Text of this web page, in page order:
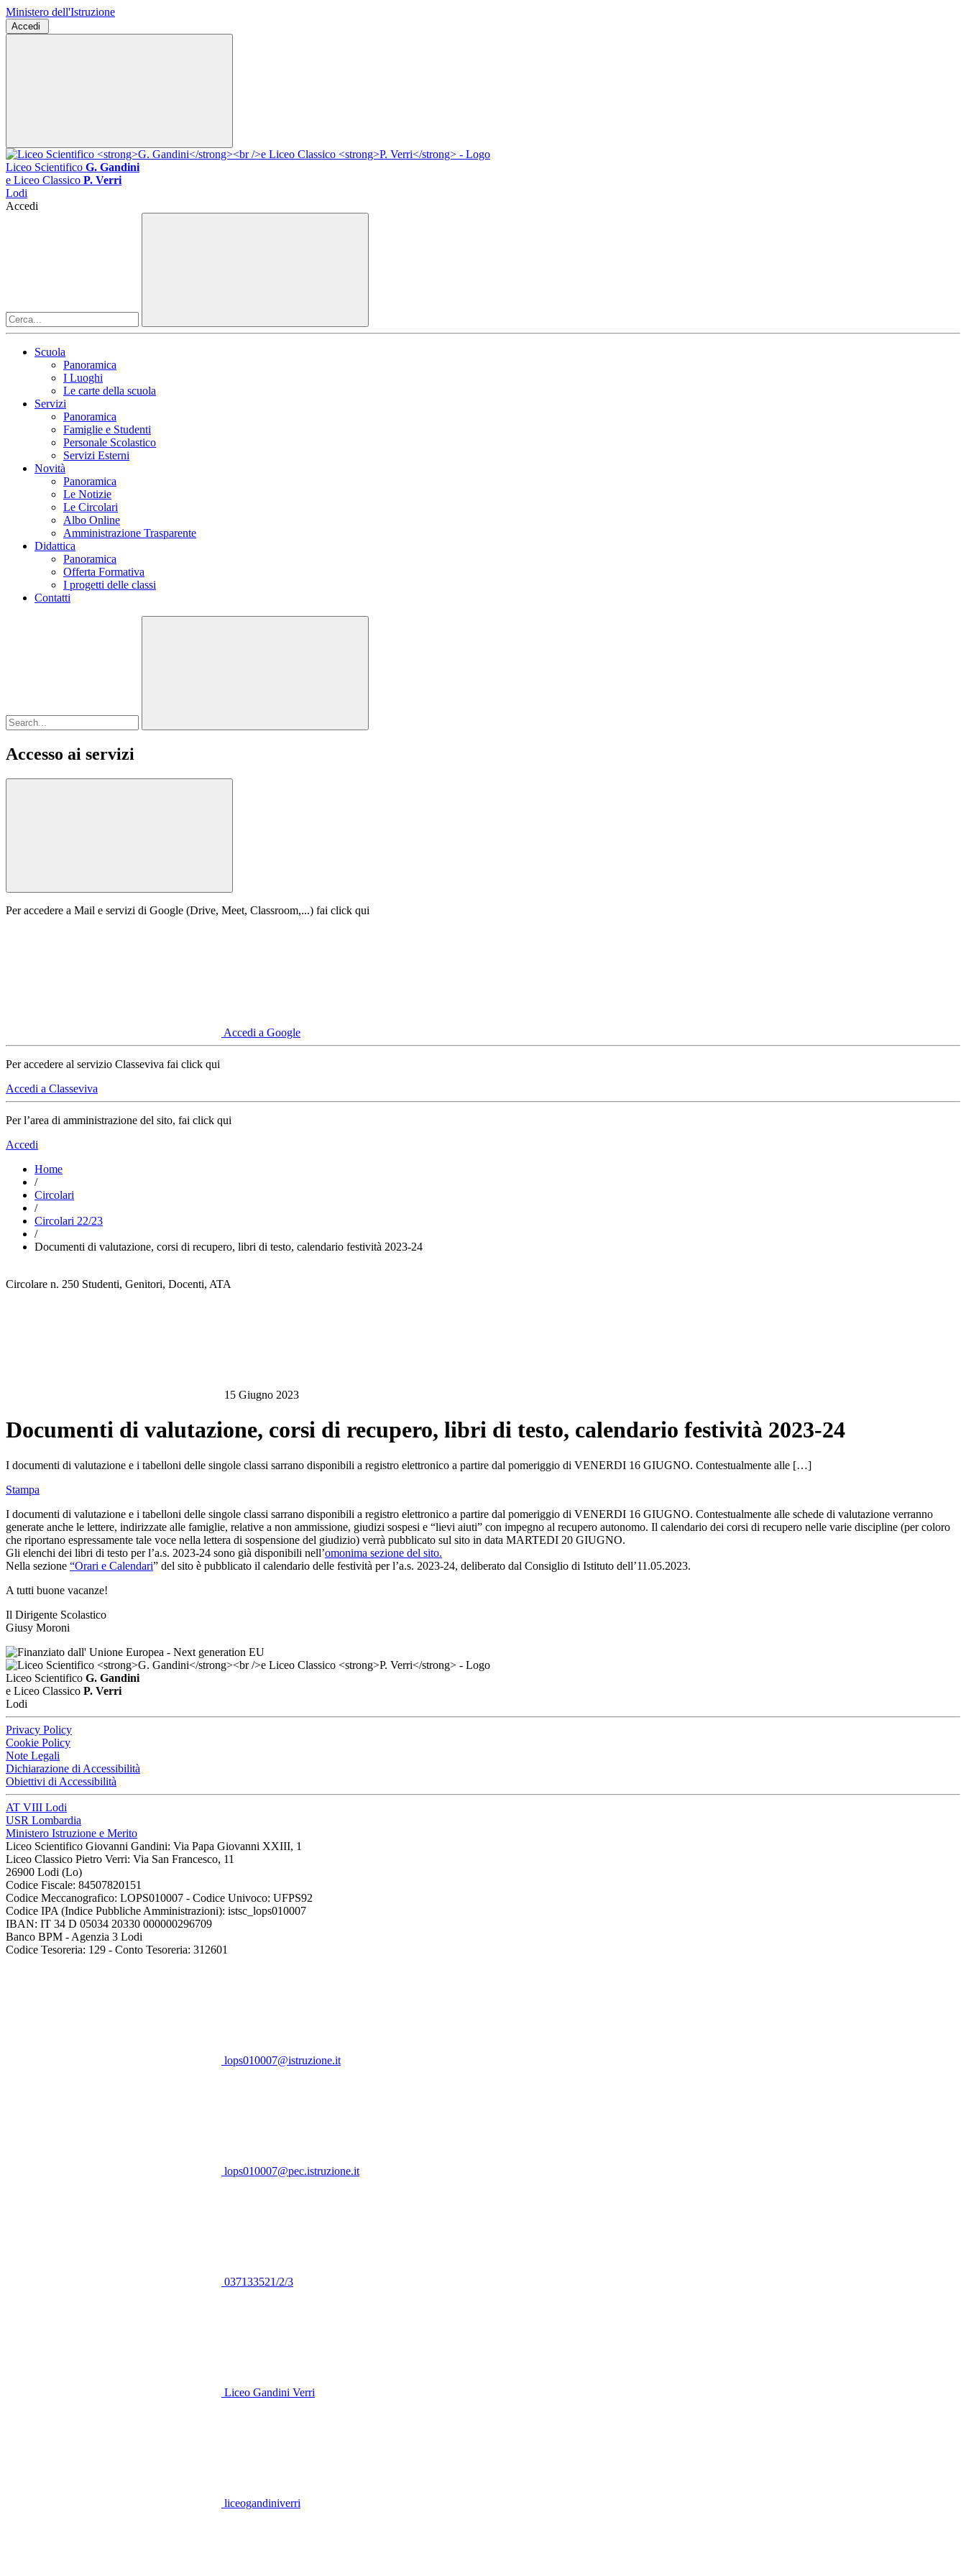
Ministero dell'Istruzione
Accedi
Liceo Scientifico G. Gandini
e Liceo Classico P. Verri
Lodi
Accedi
Scuola
Panoramica
I Luoghi
Le carte della scuola
Servizi
Panoramica
Famiglie e Studenti
Personale Scolastico
Servizi Esterni
Novità
Panoramica
Le Notizie
Le Circolari
Albo Online
Amministrazione Trasparente
Didattica
Panoramica
Offerta Formativa
I progetti delle classi
Contatti
Accesso ai servizi
Per accedere a Mail e servizi di Google (Drive, Meet, Classroom,...) fai click qui
Accedi a Google
Per accedere al servizio Classeviva fai click qui
Accedi a Classeviva
Per l’area di amministrazione del sito, fai click qui
Accedi
Home
/
Circolari
/
Circolari 22/23
/
Documenti di valutazione, corsi di recupero, libri di testo, calendario festività 2023-24
Circolare n. 250 Studenti, Genitori, Docenti, ATA
15 Giugno 2023
Documenti di valutazione, corsi di recupero, libri di testo, calendario festività 2023-24
I documenti di valutazione e i tabelloni delle singole classi sarrano disponibili a registro elettronico a partire dal pomeriggio di VENERDI 16 GIUGNO. Contestualmente alle […]
Stampa
I documenti di valutazione e i tabelloni delle singole classi sarrano disponibili a registro elettronico a partire dal pomeriggio di VENERDI 16 GIUGNO. Contestualmente alle schede di valutazione verranno
generate anche le lettere, indirizzate alle famiglie, relative a non ammissione, giudizi sospesi e “lievi aiuti” con impegno al recupero autonomo. Il calendario dei corsi di recupero nelle varie discipline (per coloro
che riportano espressamente tale voce nella lettera di sospensione del giudizio) verrà pubblicato sul sito in data MARTEDI 20 GIUGNO.
Gli elenchi dei libri di testo per l’a.s. 2023-24 sono già disponibili nell’omonima sezione del sito.
Nella sezione “Orari e Calendari” del sito è pubblicato il calendario delle festività per l’a.s. 2023-24, deliberato dal Consiglio di Istituto dell’11.05.2023.
A tutti buone vacanze!
Il Dirigente Scolastico
Giusy Moroni
Liceo Scientifico G. Gandini
e Liceo Classico P. Verri
Lodi
Privacy Policy
Cookie Policy
Note Legali
Dichiarazione di Accessibilità
Obiettivi di Accessibilità
AT VIII Lodi
USR Lombardia
Ministero Istruzione e Merito
Liceo Scientifico Giovanni Gandini: Via Papa Giovanni XXIII, 1
Liceo Classico Pietro Verri: Via San Francesco, 11
26900 Lodi (Lo)
Codice Fiscale: 84507820151
Codice Meccanografico: LOPS010007 - Codice Univoco: UFPS92
Codice IPA (Indice Pubbliche Amministrazioni): istsc_lops010007
IBAN: IT 34 D 05034 20330 000000296709
Banco BPM - Agenzia 3 Lodi
Codice Tesoreria: 129 - Conto Tesoreria: 312601
lops010007@istruzione.it
lops010007@pec.istruzione.it
037133521/2/3
Liceo Gandini Verri
liceogandiniverri